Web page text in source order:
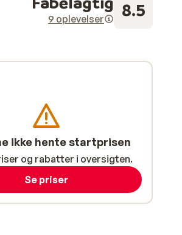
9 oplevelser 8.5
ikke hente startprisen
og rabatter i oversigten.
Se priser